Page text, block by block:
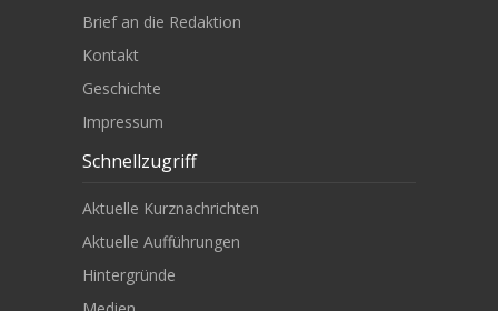
Brief an die Redaktion
Kontakt
Geschichte
Impressum
Schnellzugriff
Aktuelle Kurznachrichten
Aktuelle Aufführungen
Hintergründe